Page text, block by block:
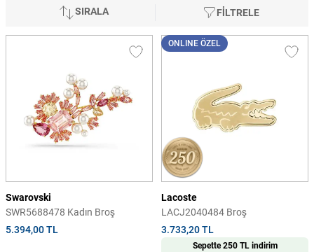
SIRALA FİLTRELE
Swarovski
SWR5688478 Kadın Broş
5.394,00 TL
ONLINE ÖZEL
Lacoste
LACJ2040484 Broş
3.733,20 TL
Sepette 250 TL indirim